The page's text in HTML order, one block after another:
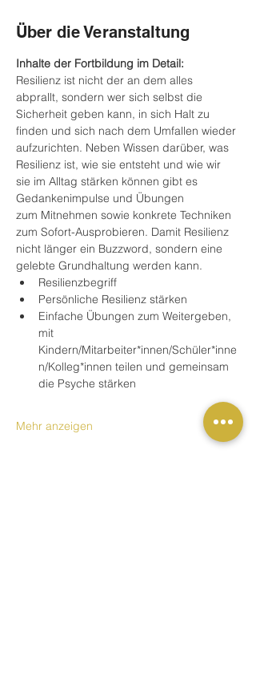
Über die Veranstaltung
Inhalte der Fortbildung im Detail:
Resilienz ist nicht der an dem alles
abprallt, sondern wer sich selbst die
Sicherheit geben kann, in sich Halt zu
finden und sich nach dem Umfallen wieder
aufzurichten. Neben Wissen darüber, was
Resilienz ist, wie sie entsteht und wie wir
sie im Alltag stärken können gibt es
Gedankenimpulse und Übungen
zum Mitnehmen sowie konkrete Techniken
zum Sofort-Ausprobieren. Damit Resilienz
nicht länger ein Buzzword, sondern eine
gelebte Grundhaltung werden kann.
Resilienzbegriff
Persönliche Resilienz stärken
Einfache Übungen zum Weitergeben,
mit
Kindern/Mitarbeiter*innen/Schüler*inne
n/Kolleg*innen teilen und gemeinsam
die Psyche stärken
Mehr anzeigen